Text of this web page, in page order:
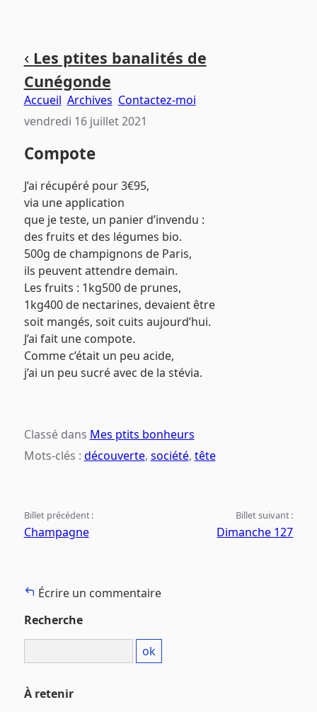
contenu
principal
menu
principal
‹ Les ptites banalités de
Cunégonde
Accueil Archives Contactez-moi
vendredi 16 juillet 2021
Compote
J’ai récupéré pour 3€95,
via une application
que je teste, un panier d’invendu :
des fruits et des légumes bio.
500g de champignons de Paris,
ils peuvent attendre demain.
Les fruits : 1kg500 de prunes,
1kg400 de nectarines, devaient être
soit mangés, soit cuits aujourd’hui.
J’ai fait une compote.
Comme c’était un peu acide,
j’ai un peu sucré avec de la stévia.
Classé dans Mes ptits bonheurs
Mots-clés : découverte, société, tête
Billet précédent :
Champagne
Billet suivant :
Dimanche 127
Écrire un commentaire
Recherche
À retenir